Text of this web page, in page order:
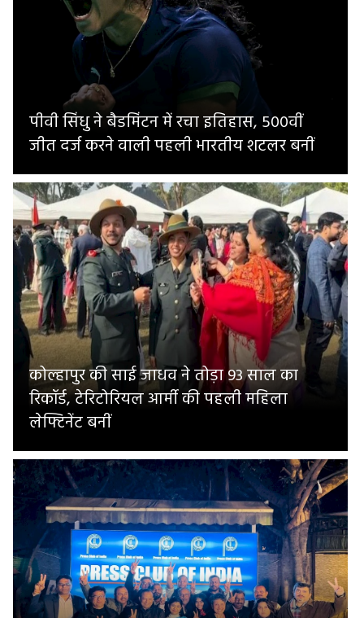
पीवी सिंधु ने बैडमिंटन में रचा इतिहास, 500वीं
जीत दर्ज करने वाली पहली भारतीय शटलर बनीं
कोल्हापुर की साई जाधव ने तोड़ा 93 साल का
रिकॉर्ड, टेरिटोरियल आर्मी की पहली महिला
लेफ्टिनेंट बनीं